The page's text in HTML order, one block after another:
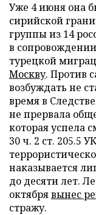
Уже 4 июня она
сирийской
группы из 14
в
турецкой
Москву. Против
возбуждать не
время в
не прервала
которая успела
30 ч. 2 ст. 205.5
наказывается
до десяти лет.
октябрявынес
стражу.